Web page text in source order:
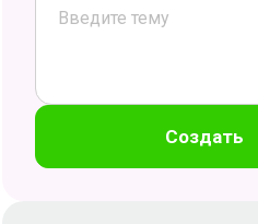
Создать